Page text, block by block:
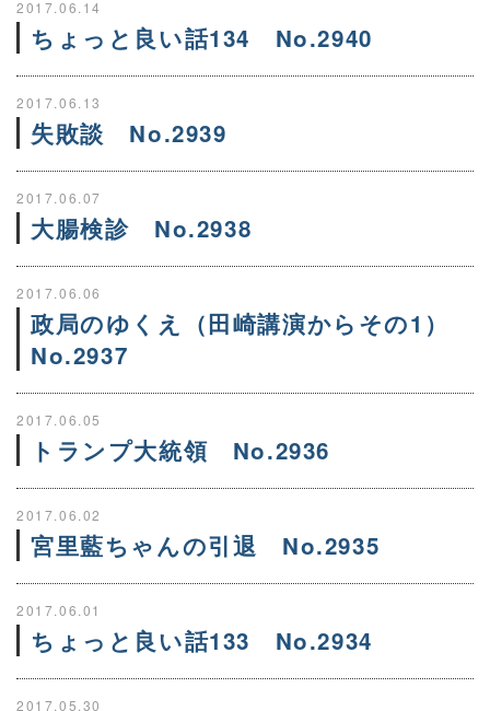
2017.06.14
ちょっと良い話134 No.2940
2017.06.13
失敗談 No.2939
2017.06.07
大腸検診 No.2938
2017.06.06
政局のゆくえ（田崎講演からその1）
No.2937
2017.06.05
トランプ大統領 No.2936
2017.06.02
宮里藍ちゃんの引退 No.2935
2017.06.01
ちょっと良い話133 No.2934
2017.05.30